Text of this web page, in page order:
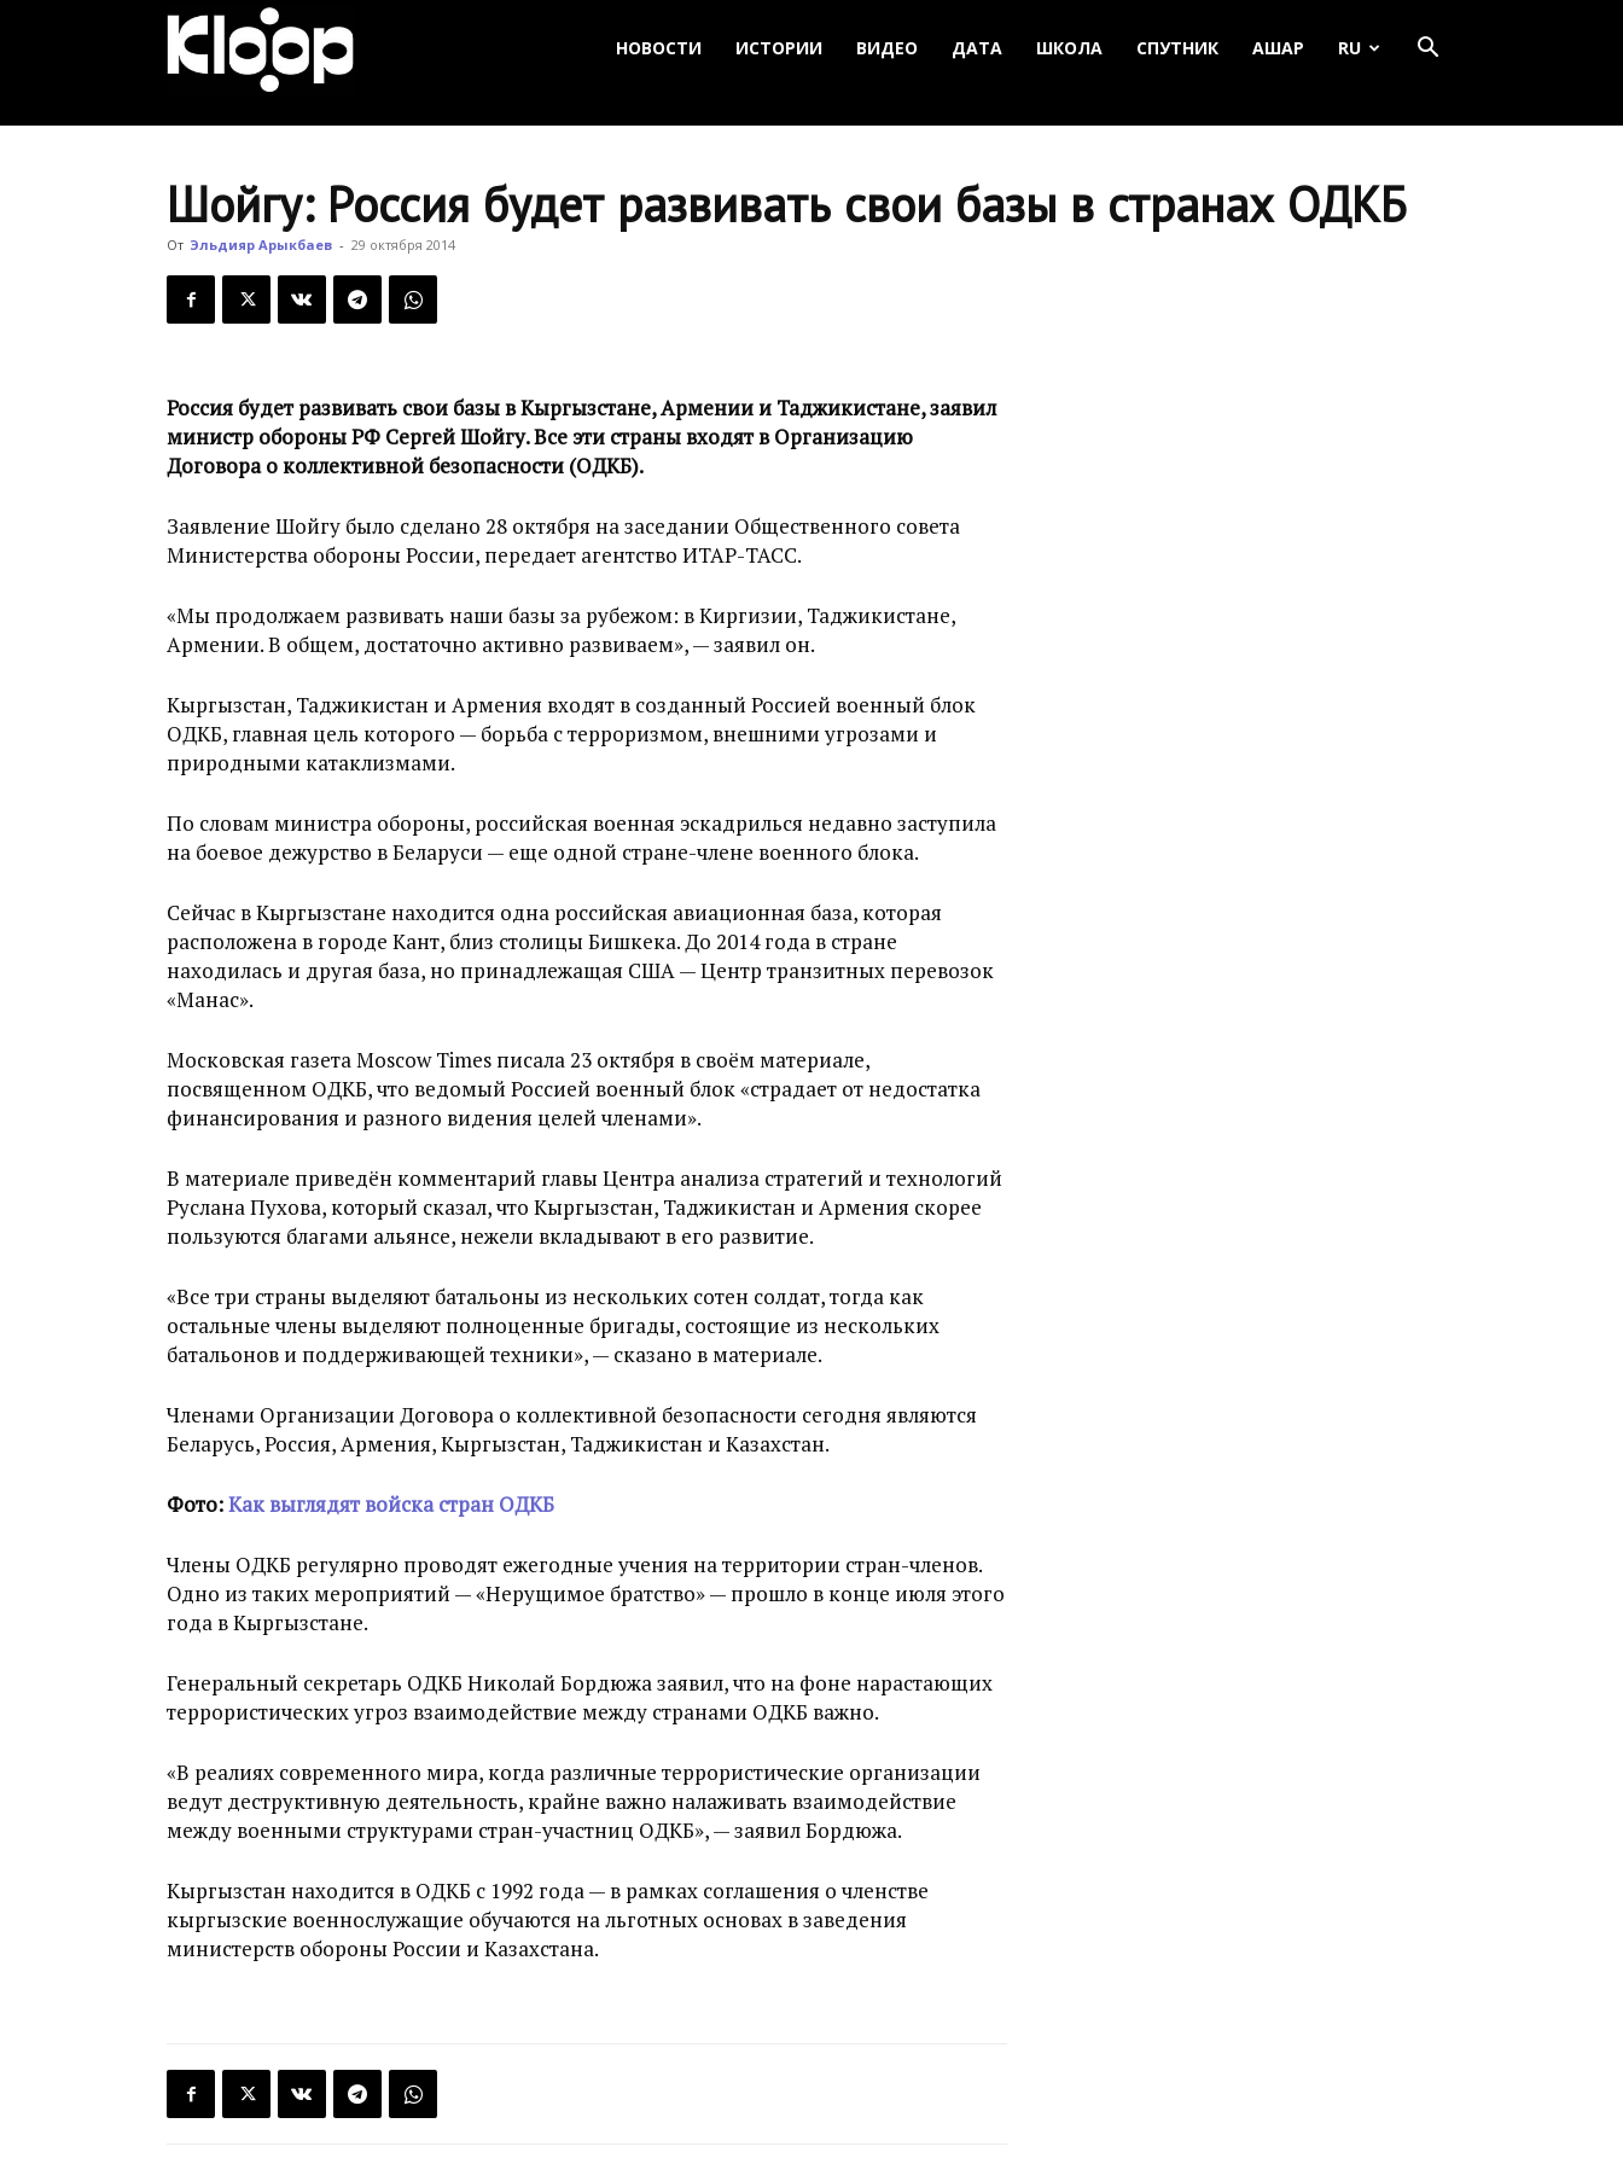
Новости
НОВОСТИ ИСТОРИИ ВИДЕО ДАТА ШКОЛА СПУТНИК АШАР RU
Шойгу: Россия будет развивать свои базы в странах ОДКБ
От Эльдияр Арыкбаев - 29 октября 2014
Россия будет развивать свои базы в Кыргызстане, Армении и Таджикистане, заявил
министр обороны РФ Сергей Шойгу. Все эти страны входят в Организацию
Договора о коллективной безопасности (ОДКБ).
Заявление Шойгу было сделано 28 октября на заседании Общественного совета
Министерства обороны России, передает агентство ИТАР-ТАСС.
«Мы продолжаем развивать наши базы за рубежом: в Киргизии, Таджикистане,
Армении. В общем, достаточно активно развиваем», — заявил он.
Кыргызстан, Таджикистан и Армения входят в созданный Россией военный блок
ОДКБ, главная цель которого — борьба с терроризмом, внешними угрозами и
природными катаклизмами.
По словам министра обороны, российская военная эскадрилься недавно заступила
на боевое дежурство в Беларуси — еще одной стране-члене военного блока.
Сейчас в Кыргызстане находится одна российская авиационная база, которая
расположена в городе Кант, близ столицы Бишкека. До 2014 года в стране
находилась и другая база, но принадлежащая США — Центр транзитных перевозок
«Манас».
Московская газета Moscow Times писала 23 октября в своём материале,
посвященном ОДКБ, что ведомый Россией военный блок «страдает от недостатка
финансирования и разного видения целей членами».
В материале приведён комментарий главы Центра анализа стратегий и технологий
Руслана Пухова, который сказал, что Кыргызстан, Таджикистан и Армения скорее
пользуются благами альянсе, нежели вкладывают в его развитие.
«Все три страны выделяют батальоны из нескольких сотен солдат, тогда как
остальные члены выделяют полноценные бригады, состоящие из нескольких
батальонов и поддерживающей техники», — сказано в материале.
Членами Организации Договора о коллективной безопасности сегодня являются
Беларусь, Россия, Армения, Кыргызстан, Таджикистан и Казахстан.
Фото:Как выглядят войска стран ОДКБ
Члены ОДКБ регулярно проводят ежегодные учения на территории стран-членов.
Одно из таких мероприятий — «Нерущимое братство» — прошло в конце июля этого
года в Кыргызстане.
Генеральный секретарь ОДКБ Николай Бордюжа заявил, что на фоне нарастающих
террористических угроз взаимодействие между странами ОДКБ важно.
«В реалиях современного мира, когда различные террористические организации
ведут деструктивную деятельность, крайне важно налаживать взаимодействие
между военными структурами стран-участниц ОДКБ», — заявил Бордюжа.
Кыргызстан находится в ОДКБ с 1992 года — в рамках соглашения о членстве
кыргызские военнослужащие обучаются на льготных основах в заведения
министерств обороны России и Казахстана.